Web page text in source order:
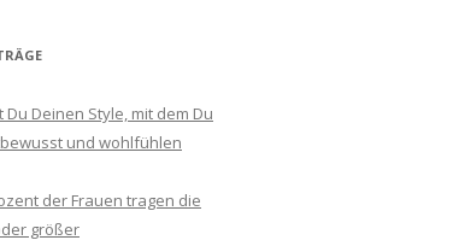
Deinen Style, mit dem Du
und wohlfühlen
der Frauen tragen die
größer